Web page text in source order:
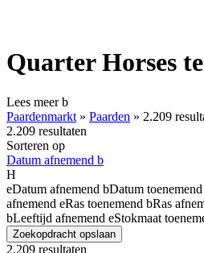
Quarter Horses
Lees meerb
Paardenmarkt » Paarden » 2.209
2.209 resultaten
Sorteren op
Datum afnemend b
H
eDatum afnemend bDatum toenemend
afnemend eRas toenemend bRas
bLeeftijd afnemend eStokmaat
Zoekopdracht opslaan
2.209 resultaten